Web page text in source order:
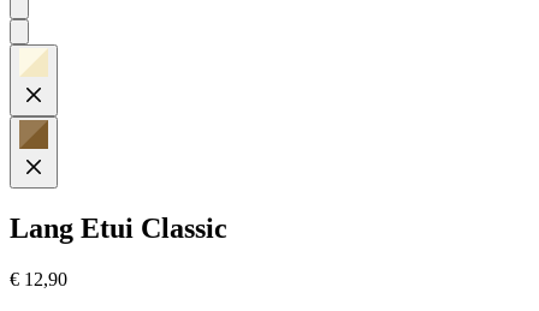
Lang Etui Classic
€ 12,90